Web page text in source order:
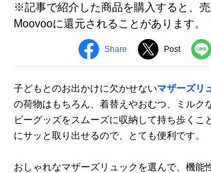
※記事で紹介した商品を購入すると、
Moovooに還元されることがあります。
Share Post
子どもとのお出かけに欠かせないマザーズリ
の荷物はもちろん、着替えやおむつ、ミルク
ビーグッズをスムーズに収納して持ち歩くこ
にサッと取り出せるので、とても便利です。
おしゃれなマザーズリュックを選んで、機能